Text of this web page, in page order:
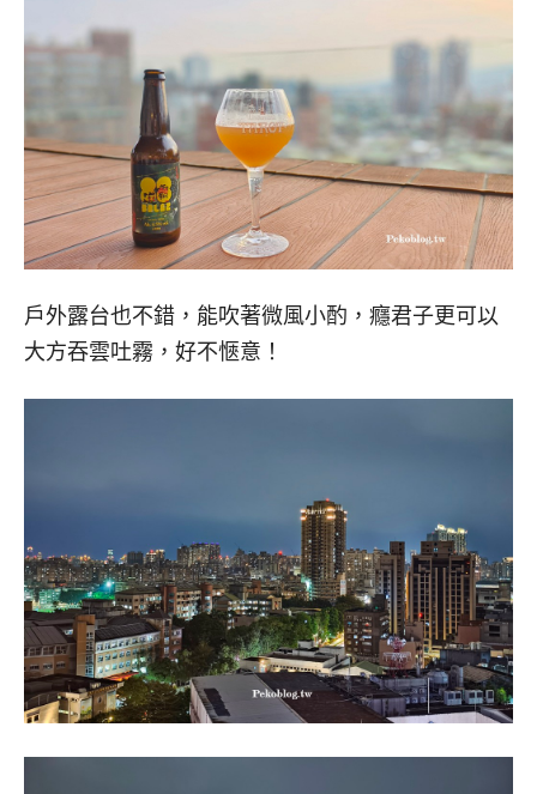
戶外露台也不錯，能吹著微風小酌，癮君子更可以
大方吞雲吐霧，好不愜意！